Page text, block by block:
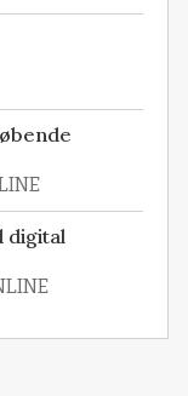
digital